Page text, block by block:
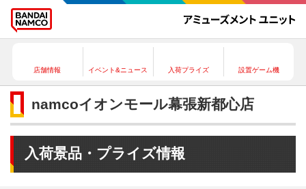
店舗情報 イベント&ニュース 入荷プライズ 設置ゲーム機
namcoイオンモール幕張新都心店
入荷景品・プライズ情報